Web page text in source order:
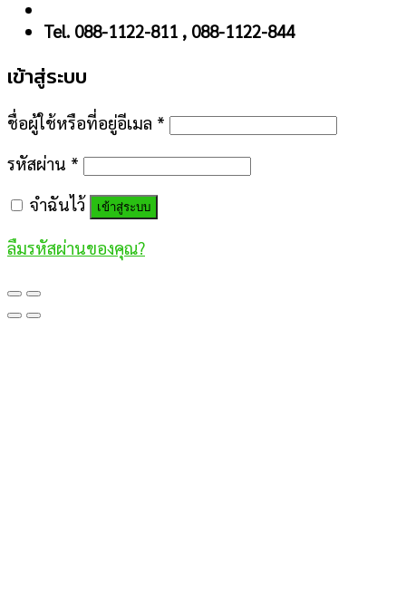
Tel. 088-1122-811 , 088-1122-844
เข้าสู่ระบบ
ชื่อผู้ใช้หรือที่อยู่อีเมล *
รหัสผ่าน *
จำฉันไว้
เข้าสู่ระบบ
ลืมรหัสผ่านของคุณ?